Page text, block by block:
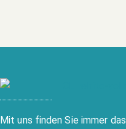
Mit uns finden Sie immer das